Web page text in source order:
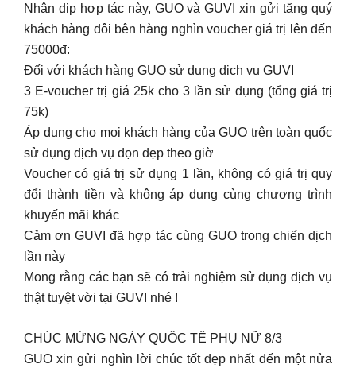
Nhân dịp hợp tác này, GUO và GUVI xin gửi tặng quý
khách hàng đôi bên hàng nghìn voucher giá trị lên đến
75000đ:
Đối với khách hàng GUO sử dụng dịch vụ GUVI
3 E-voucher trị giá 25k cho 3 lần sử dụng (tổng giá trị
75k)
Áp dụng cho mọi khách hàng của GUO trên toàn quốc
sử dụng dịch vụ dọn dẹp theo giờ
Voucher có giá trị sử dụng 1 lần, không có giá trị quy
đổi thành tiền và không áp dụng cùng chương trình
khuyến mãi khác
Cảm ơn GUVI đã hợp tác cùng GUO trong chiến dịch
lần này
Mong rằng các bạn sẽ có trải nghiệm sử dụng dịch vụ
thật tuyệt vời tại GUVI nhé !
CHÚC MỪNG NGÀY QUỐC TẾ PHỤ NỮ 8/3
GUO xin gửi nghìn lời chúc tốt đẹp nhất đến một nửa